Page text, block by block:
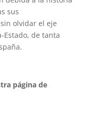
sus
olvidar el eje
Estado, de tanta
página de